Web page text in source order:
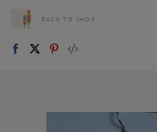
BACK TO SHOP